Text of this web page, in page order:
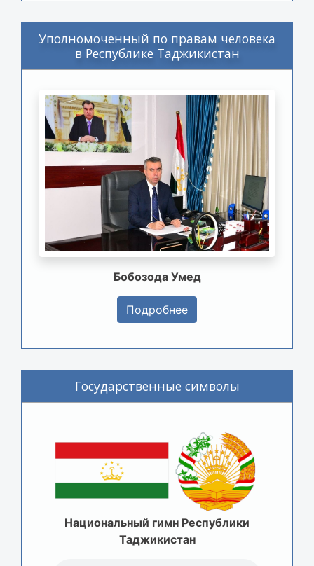
Уполномоченный по правам человека
в Республике Таджикистан
Бобозода Умед
Подробнее
Государственные символы
Национальный гимн Республики
Таджикистан